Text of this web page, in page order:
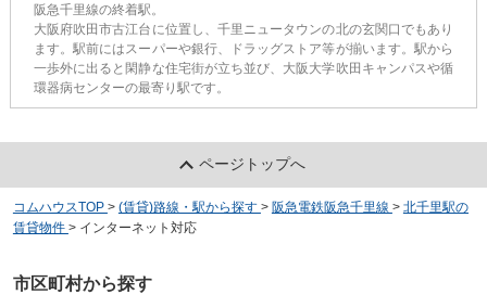
阪急千里線の終着駅。
大阪府吹田市古江台に位置し、千里ニュータウンの北の玄関口でもあり
ます。駅前にはスーパーや銀行、ドラッグストア等が揃います。駅から
一歩外に出ると閑静な住宅街が立ち並び、大阪大学吹田キャンパスや循
環器病センターの最寄り駅です。
ページトップへ
コムハウスTOP > (賃貸)路線・駅から探す > 阪急電鉄阪急千里線 > 北千里駅の
賃貸物件 > インターネット対応
市区町村から探す